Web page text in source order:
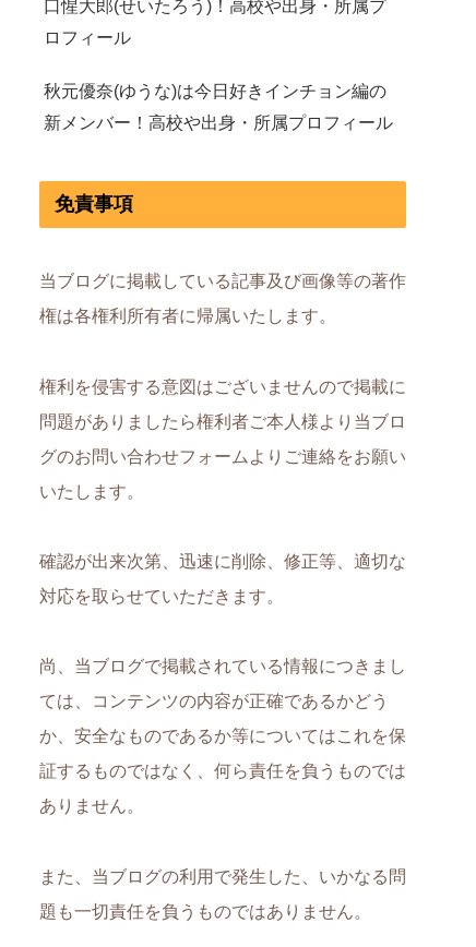
口惺大郎(せいたろう)！高校や出身・所属プ
ロフィール
秋元優奈(ゆうな)は今日好きインチョン編の
新メンバー！高校や出身・所属プロフィール
免責事項
当ブログに掲載している記事及び画像等の著作
権は各権利所有者に帰属いたします。
権利を侵害する意図はございませんので掲載に
問題がありましたら権利者ご本人様より当ブロ
グのお問い合わせフォームよりご連絡をお願い
いたします。
確認が出来次第、迅速に削除、修正等、適切な
対応を取らせていただきます。
尚、当ブログで掲載されている情報につきまし
ては、コンテンツの内容が正確であるかどう
か、安全なものであるか等についてはこれを保
証するものではなく、何ら責任を負うものでは
ありません。
また、当ブログの利用で発生した、いかなる問
題も一切責任を負うものではありません。